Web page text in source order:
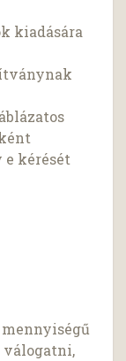
kiadására
e kérését